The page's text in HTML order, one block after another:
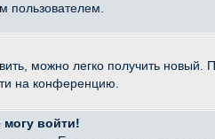
пользователем.
можно легко получить
на конференцию.
могу войти!